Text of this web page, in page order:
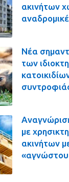
ακινήτων
Νέα
των
με
ακινήτων
«αγνώστου